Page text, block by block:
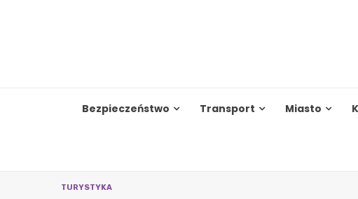
Bezpieczeństwo Transport Miasto
TURYSTYKA